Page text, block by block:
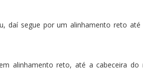
daí segue por um alinhamento reto
alinhamento reto, até a cabeceira do